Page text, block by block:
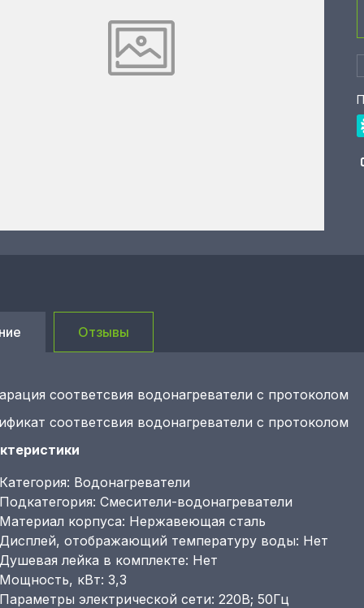
Отзывы
соответсвия водонагреватели с протоколом
соответсвия водонагреватели с протоколом
Категория: Водонагреватели
Подкатегория: Смесители-водонагреватели
Материал корпуса: Нержавеющая сталь
Дисплей, отображающий температуру воды: Нет
Душевая лейка в комплекте: Нет
Мощность, кВт: 3,3
Параметры электрической сети: 220В; 50Гц